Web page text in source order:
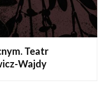
Teatr
Wajdy